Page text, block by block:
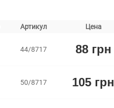
Артикул Цена
44/8717 88 грн
50/8717 105 грн